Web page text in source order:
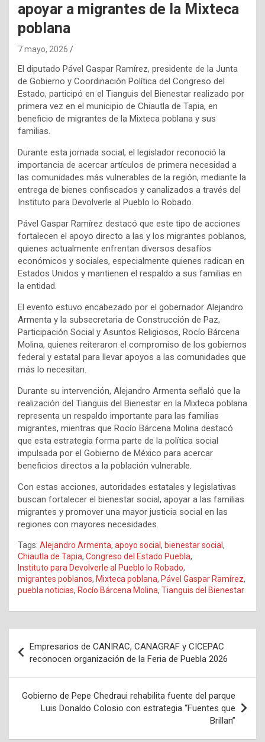
apoyar a migrantes de la Mixteca
poblana
7 mayo, 2026
El diputado Pável Gaspar Ramírez, presidente de la Junta
de Gobierno y Coordinación Política del Congreso del
Estado, participó en el Tianguis del Bienestar realizado por
primera vez en el municipio de Chiautla de Tapia, en
beneficio de migrantes de la Mixteca poblana y sus
familias.
Durante esta jornada social, el legislador reconoció la
importancia de acercar artículos de primera necesidad a
las comunidades más vulnerables de la región, mediante la
entrega de bienes confiscados y canalizados a través del
Instituto para Devolverle al Pueblo lo Robado.
Pável Gaspar Ramírez destacó que este tipo de acciones
fortalecen el apoyo directo a las y los migrantes poblanos,
quienes actualmente enfrentan diversos desafíos
económicos y sociales, especialmente quienes radican en
Estados Unidos y mantienen el respaldo a sus familias en
la entidad.
El evento estuvo encabezado por el gobernador Alejandro
Armenta y la subsecretaria de Construcción de Paz,
Participación Social y Asuntos Religiosos, Rocío Bárcena
Molina, quienes reiteraron el compromiso de los gobiernos
federal y estatal para llevar apoyos a las comunidades que
más lo necesitan.
Durante su intervención, Alejandro Armenta señaló que la
realización del Tianguis del Bienestar en la Mixteca poblana
representa un respaldo importante para las familias
migrantes, mientras que Rocío Bárcena Molina destacó
que esta estrategia forma parte de la política social
impulsada por el Gobierno de México para acercar
beneficios directos a la población vulnerable.
Con estas acciones, autoridades estatales y legislativas
buscan fortalecer el bienestar social, apoyar a las familias
migrantes y promover una mayor justicia social en las
regiones con mayores necesidades.
Tags: Alejandro Armenta, apoyo social, bienestar social,
Chiautla de Tapia, Congreso del Estado Puebla,
Instituto para Devolverle al Pueblo lo Robado,
migrantes poblanos, Mixteca poblana, Pável Gaspar Ramírez,
puebla noticias, Rocío Bárcena Molina, Tianguis del Bienestar
de
entradas
Empresarios de CANIRAC, CANAGRAF y CICEPAC
reconocen organización de la Feria de Puebla 2026
Gobierno de Pepe Chedraui rehabilita fuente del parque
Luis Donaldo Colosio con estrategia “Fuentes que
Brillan”